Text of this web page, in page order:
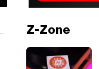
Z-Zone